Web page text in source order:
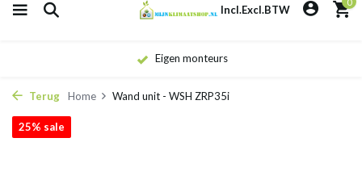
Incl.Excl.BTW
Eigen monteurs
Terug Home Wand unit - WSH ZRP35i
25% sale